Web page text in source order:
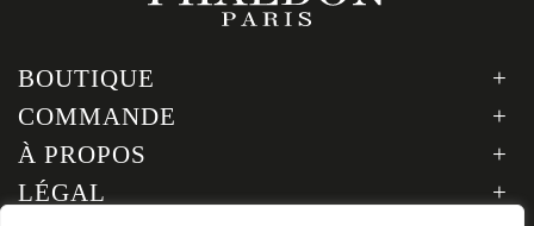
BOUTIQUE
COMMANDE
À PROPOS
LÉGAL